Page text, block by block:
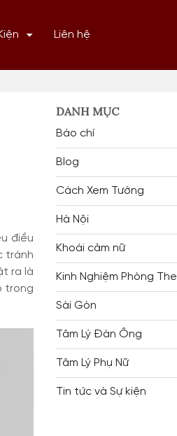
Liên hệ
điều
tránh
ra là
trong
DANH MỤC
Báo chí
Blog
Cách Xem Tướng
Hà Nội
Khoái cảm nữ
Kinh Nghiệm Phòng The
Sài Gòn
Tâm Lý Đàn Ông
Tâm Lý Phụ Nữ
Tin tức và Sự kiện